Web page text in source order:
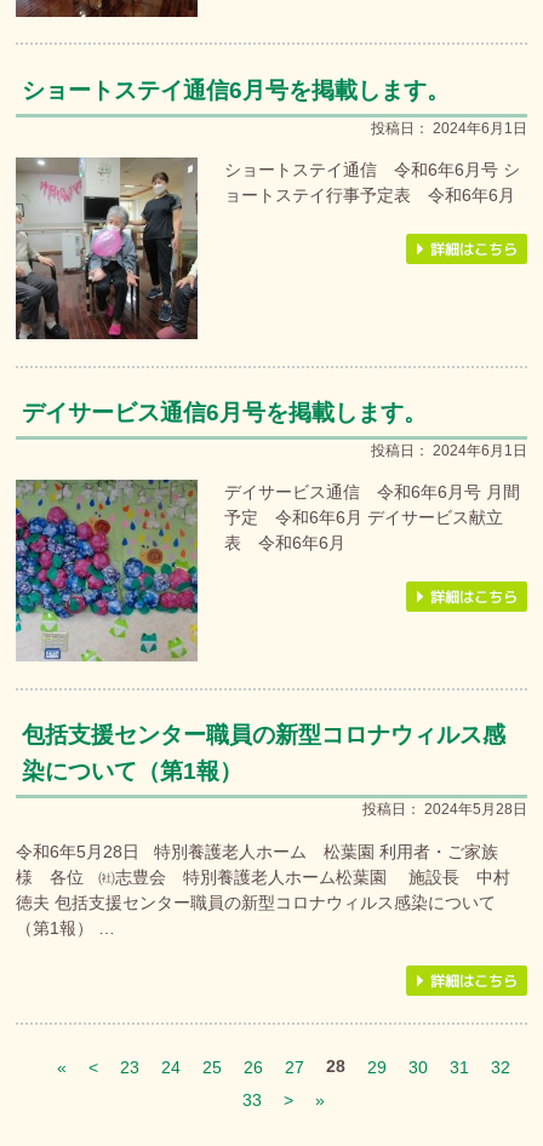
ショートステイ通信6月号を掲載します。
投稿日： 2024年6月1日
ショートステイ通信 令和6年6月号 シ
ョートステイ行事予定表 令和6年6月
デイサービス通信6月号を掲載します。
投稿日： 2024年6月1日
デイサービス通信 令和6年6月号 月間
予定 令和6年6月 デイサービス献立
表 令和6年6月
包括支援センター職員の新型コロナウィルス感
染について（第1報）
投稿日： 2024年5月28日
令和6年5月28日 特別養護老人ホーム 松葉園 利用者・ご家族
様 各位 ㈳志豊会 特別養護老人ホーム松葉園 施設長 中村
徳夫 包括支援センター職員の新型コロナウィルス感染について
（第1報） …
« < 23 24 25 26 27 28 29 30 31
32
33
> »